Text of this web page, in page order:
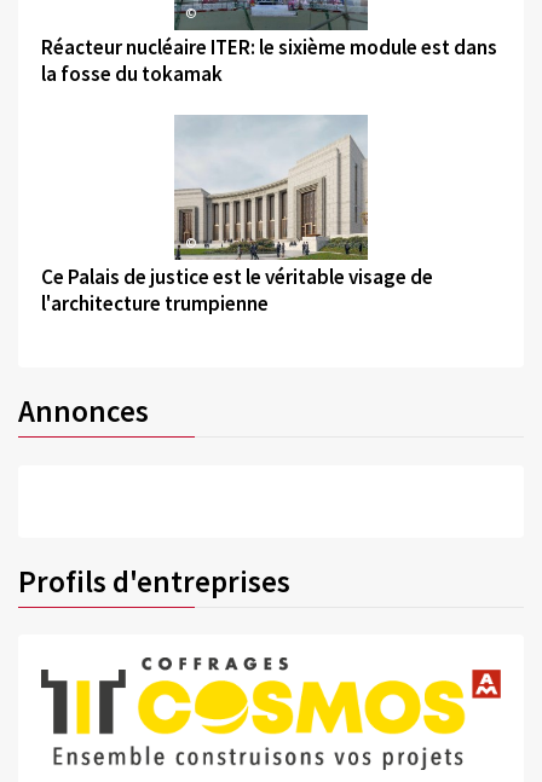
©
Réacteur nucléaire ITER: le sixième module est dans
la fosse du tokamak
©
Ce Palais de justice est le véritable visage de
l'architecture trumpienne
Annonces
Profils d'entreprises